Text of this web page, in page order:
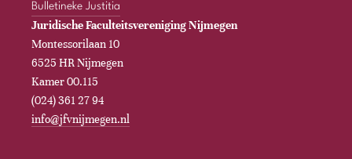
Bulletineke Justitia
Juridische Faculteitsvereniging Nijmegen
Montessorilaan 10
6525 HR Nijmegen
Kamer 00.115
(024) 361 27 94
info@jfvnijmegen.nl